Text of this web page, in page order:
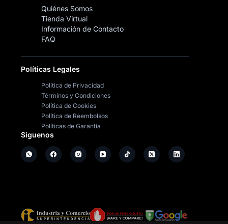
Quiénes Somos
Tienda Virtual
Información de Contacto
FAQ
Políticas Legales
Política de Privacidad
Términos y Condiciones
Política de Cookies
Política de Reembolsos
Políticas de Garantía
Síguenos